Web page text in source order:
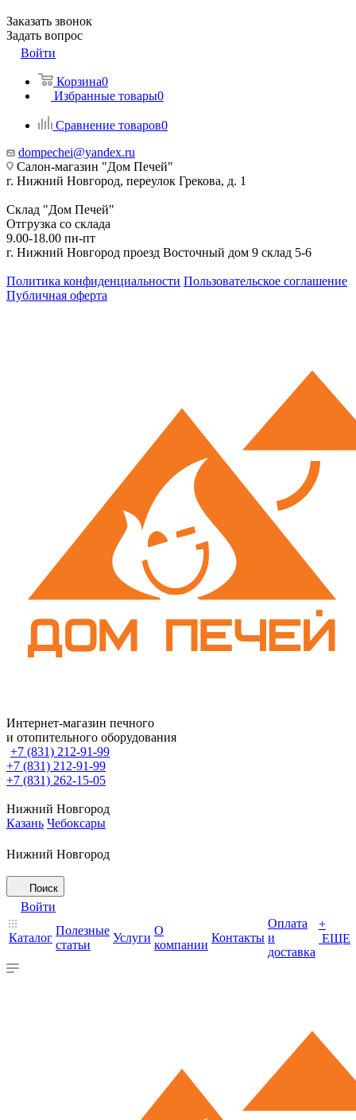
Заказать звонок
Задать вопрос
Войти
Корзина0
Избранные товары0
Сравнение товаров0
dompechei@yandex.ru
Салон-магазин "Дом Печей"
г. Нижний Новгород, переулок Грекова, д. 1
Склад "Дом Печей"
Отгрузка со склада
9.00-18.00 пн-пт
г. Нижний Новгород проезд Восточный дом 9 склад 5-6
Политика конфиденциальности Пользовательское соглашение
Публичная оферта
Интернет-магазин печного
и отопительного оборудования
+7 (831) 212-91-99
+7 (831) 212-91-99
+7 (831) 262-15-05
Нижний Новгород
Казань Чебоксары
Нижний Новгород
Поиск
Войти
Каталог
Полезные
статьи
Услуги
О
компании
Контакты
Оплата
и
доставка
+
ЕЩЕ